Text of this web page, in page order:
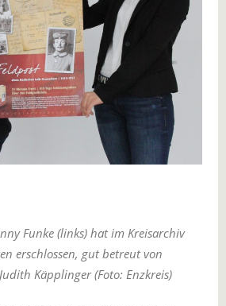
Funke (links) hat im Kreisarchiv
erschlossen, gut betreut von
Käpplinger (Foto: Enzkreis)